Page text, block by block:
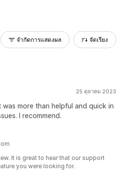
จำกัดการแสดงผล จัดเรียง
25 ตุลาคม 2023
more than helpful and quick in
I recommend.
It is great to hear that our support
you were looking for.